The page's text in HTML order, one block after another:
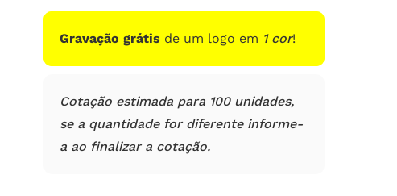
clientes
Gravação grátis de um logo em 1 cor!
Cotação estimada para 100 unidades,
se a quantidade for diferente informe-
a ao finalizar a cotação.